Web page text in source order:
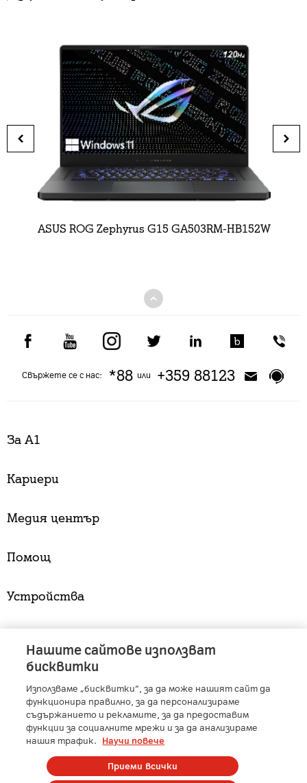
ASUS ROG Zephyrus G15 GA503RM-HB152W
Свържете се с нас: *88или +359 88123
За А1
Кариери
Медия център
Помощ
Устройства
A1 Austria - A1 Croatia - A1 Serbia - A1 Belarus
A1 Bulgaria
- A1 Macedonia - A1 Slovenia
A1 Digital
- Member of A1 Group
Copyright © 2025 А1 България. | Protected by reCAPTCHA
Нашите сайтове използват
бисквитки
Използваме „бисквитки“, за да може нашият сайт да
функционира правилно, за да персонализираме
съдържанието и рекламите, за да предоставим
функции за социалните мрежи и за да анализираме
нашия трафик.
Научи повече
Приеми всички